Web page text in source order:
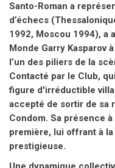
Santo-Roman a
d’échecs
1992, Moscou 1994), a
Monde Garry Kasparov
l’un des piliers de la
Contacté par le Club,
figure d'irréductible
accepté de sortir de sa
Condom. Sa présence
première, lui offrant à
prestigieuse.